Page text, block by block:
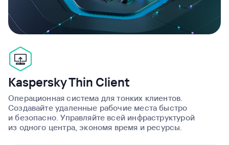
Kaspersky Thin Client
Операционная система для тонких клиентов.
Создавайте удаленные рабочие места быстро
и безопасно. Управляйте всей инфраструктурой
из одного центра, экономя время и ресурсы.